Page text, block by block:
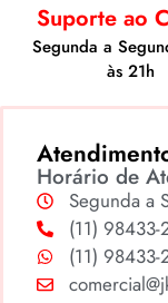
Suporte ao
Segunda a
às 21h
Horário de
Segunda a
(11)
(11)